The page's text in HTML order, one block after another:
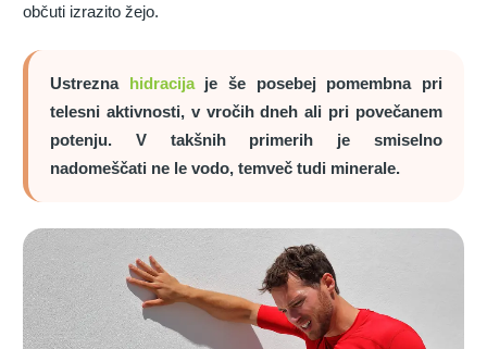
občuti izrazito žejo.
Ustrezna hidracijaje še posebej pomembna pri
telesni aktivnosti, v vročih dneh ali pri povečanem
potenju. V takšnih primerih je smiselno
nadomeščati ne le vodo, temveč tudi minerale.